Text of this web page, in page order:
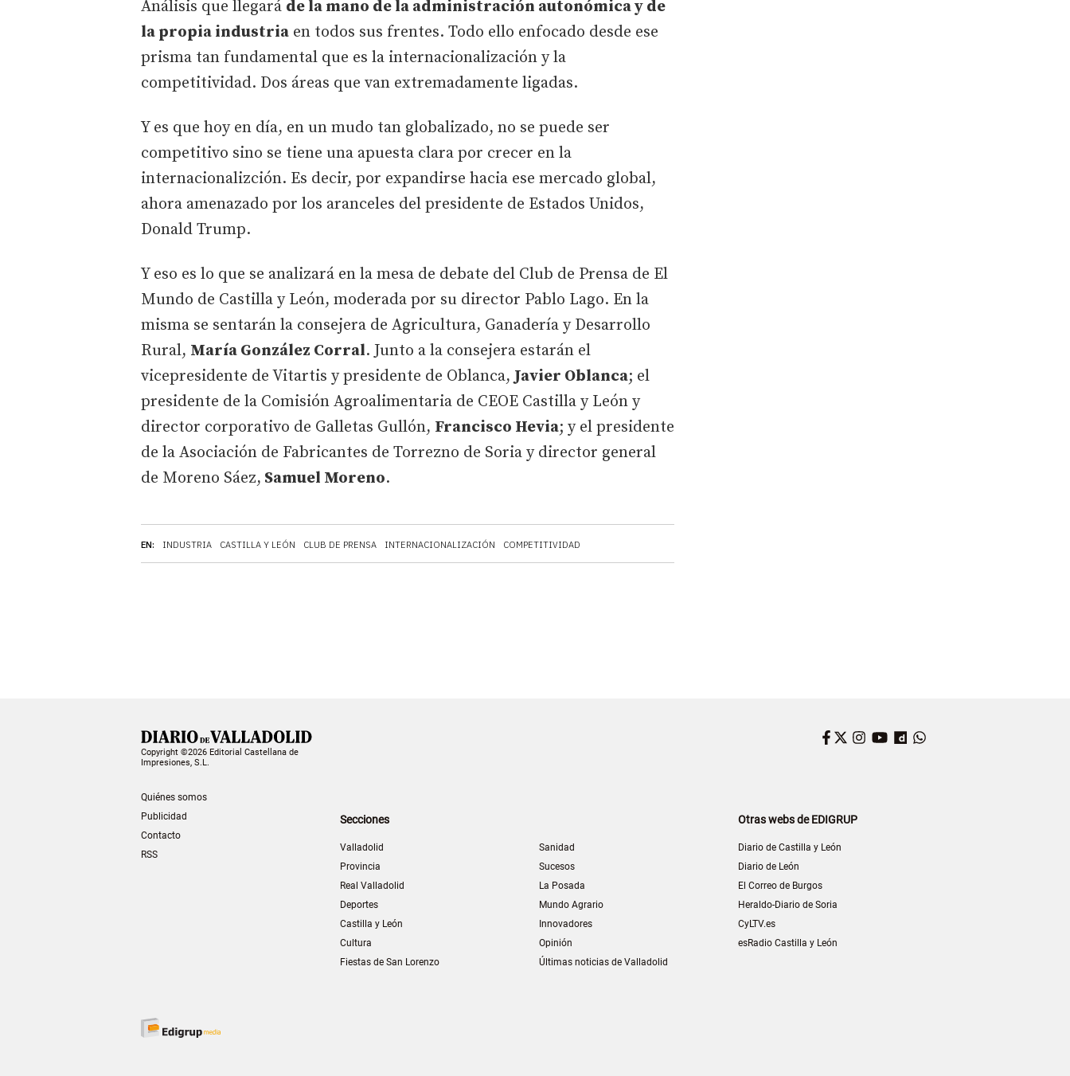
EN: INDUSTRIA CASTILLA Y LEÓN CLUB DE PRENSA INTERNACIONALIZACIÓN COMPETITIVIDAD
Análisis que llegará de la mano de la administración autonómica y de
la propia industria en todos sus frentes. Todo ello enfocado desde ese
prisma tan fundamental que es la internacionalización y la
competitividad. Dos áreas que van extremadamente ligadas.
Y es que hoy en día, en un mudo tan globalizado, no se puede ser
competitivo sino se tiene una apuesta clara por crecer en la
internacionalizción. Es decir, por expandirse hacia ese mercado global,
ahora amenazado por los aranceles del presidente de Estados Unidos,
Donald Trump.
Y eso es lo que se analizará en la mesa de debate del Club de Prensa de El
Mundo de Castilla y León, moderada por su director Pablo Lago. En la
misma se sentarán la consejera de Agricultura, Ganadería y Desarrollo
Rural, María González Corral. Junto a la consejera estarán el
vicepresidente de Vitartis y presidente de Oblanca, Javier Oblanca; el
presidente de la Comisión Agroalimentaria de CEOE Castilla y León y
director corporativo de Galletas Gullón, Francisco Hevia; y el presidente
de la Asociación de Fabricantes de Torrezno de Soria y director general
de Moreno Sáez, Samuel Moreno.
Copyright ©2026 Editorial Castellana de
Impresiones, S.L.
Quiénes somos
Publicidad
Contacto
RSS
Facebook
Twitter
Instagram
YouTube
Dailymotion
Secciones
Valladolid
Provincia
Real Valladolid
Deportes
Castilla y León
Cultura
Fiestas de San Lorenzo
Sanidad
Sucesos
La Posada
Mundo Agrario
Innovadores
Opinión
Últimas noticias de Valladolid
Otras webs de EDIGRUP
Diario de Castilla y León
Diario de León
El Correo de Burgos
Heraldo-Diario de Soria
CyLTV.es
esRadio Castilla y León